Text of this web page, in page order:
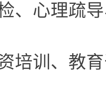
、心理疏
培训、教